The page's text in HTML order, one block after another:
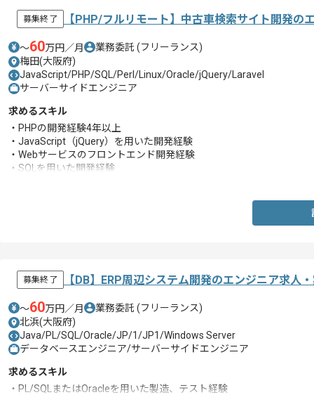
募集終了 【PHP/フルリモート】中古車検索サイト開発の
〜60万円／月 業務委託 (フリーランス)
梅田(大阪府)
JavaScript/PHP/SQL/Perl/Linux/Oracle/jQuery/Laravel
サーバーサイドエンジニア
求めるスキル
・PHPの開発経験4年以上
・JavaScript（jQuery）を用いた開発経験
・Webサービスのフロントエンド開発経験
・SQLを用いた開発経験
募集終了 【DB】ERP周辺システム開発のエンジニア求人
〜60万円／月 業務委託 (フリーランス)
北浜(大阪府)
Java/PL/SQL/Oracle/JP/1/JP1/Windows Server
データベースエンジニア/サーバーサイドエンジニア
求めるスキル
・PL/SQLまたはOracleを用いた製造、テスト経験